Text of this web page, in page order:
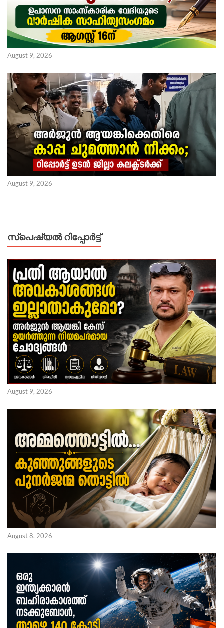
August 9, 2026
August 9, 2026
സ്പെഷ്യൽ റിപ്പോര്‍ട്ട്
August 9, 2026
August 8, 2026